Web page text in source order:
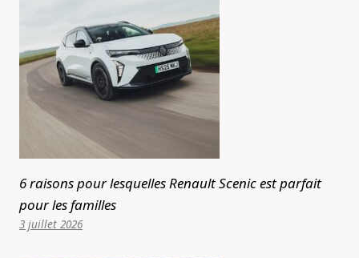
6 raisons pour lesquelles Renault Scenic est parfait
pour les familles
3 juillet 2026